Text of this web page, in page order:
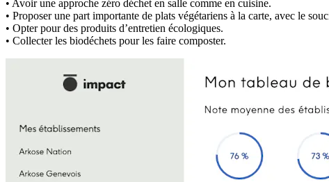
• Avoir une approche zéro déchet en salle comme en cuisine.
• Proposer une part importante de plats végétariens à la carte, avec le
• Opter pour des produits d’entretien écologiques.
• Collecter les biodéchets pour les faire composter.